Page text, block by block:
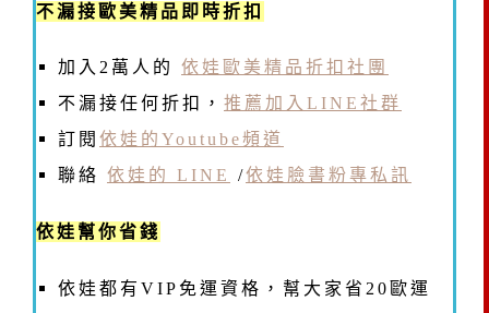
不漏接歐美精品即時折扣
加入2萬人的 依娃歐美精品折扣社團
不漏接任何折扣， 推薦加入LINE社群
訂閱 依娃的Youtube頻道
聯絡 依娃的 LINE /依娃臉書粉專私訊
依娃幫你省錢
依娃都有VIP免運資格，幫大家省20歐運